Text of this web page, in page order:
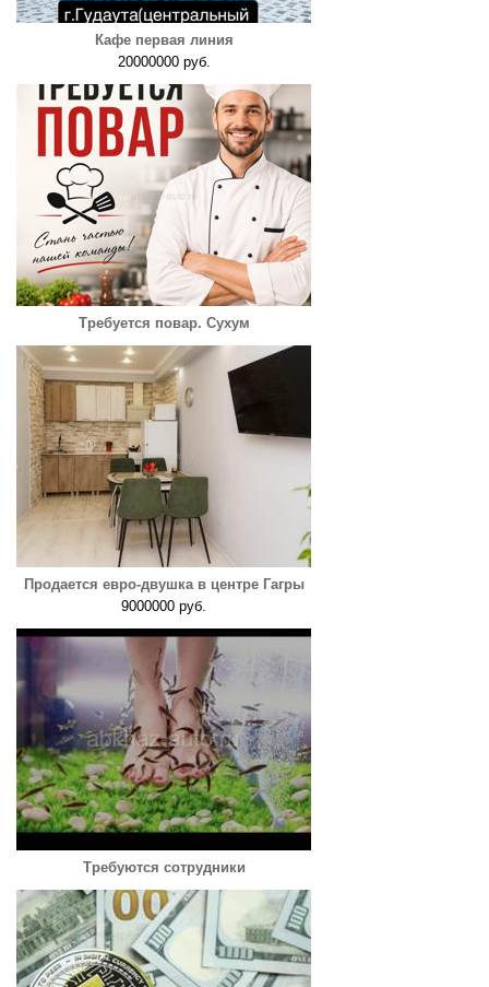
Кафе первая линия
20000000 руб.
Требуется повар. Сухум
Продается евро-двушка в центре Гагры
9000000 руб.
Требуются сотрудники